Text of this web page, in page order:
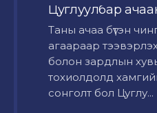
Цуглуулбар
Таны ачаа бүтэн
агаараар
болон зардлын
тохиолдолд
сонголт бол Цуглу...